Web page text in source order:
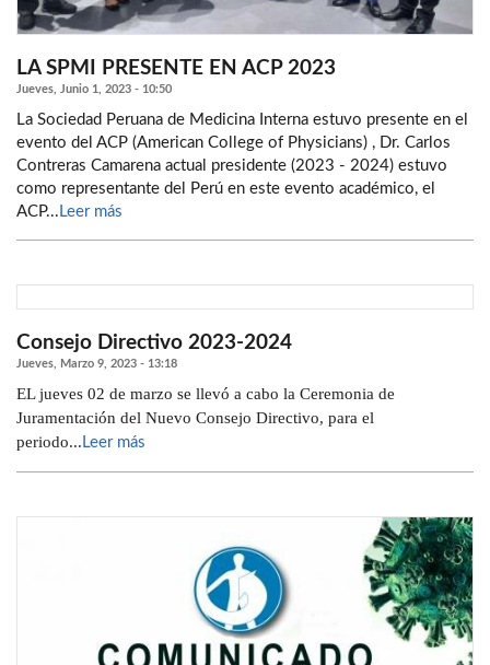
LA SPMI PRESENTE EN ACP 2023
Jueves, Junio 1, 2023 - 10:50
La Sociedad Peruana de Medicina Interna estuvo presente en el
evento del ACP (American College of Physicians) , Dr. Carlos
Contreras Camarena actual presidente (2023 - 2024) estuvo
como representante del Perú en este evento académico, el
ACP... Leer más
Consejo Directivo 2023-2024
Jueves, Marzo 9, 2023 - 13:18
EL jueves 02 de marzo se llevó a cabo la Ceremonia de
Juramentación del Nuevo Consejo Directivo, para el
periodo... Leer más